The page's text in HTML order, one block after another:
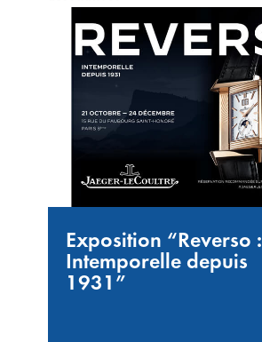
Exposition “Reverso :
Intemporelle depuis
1931”